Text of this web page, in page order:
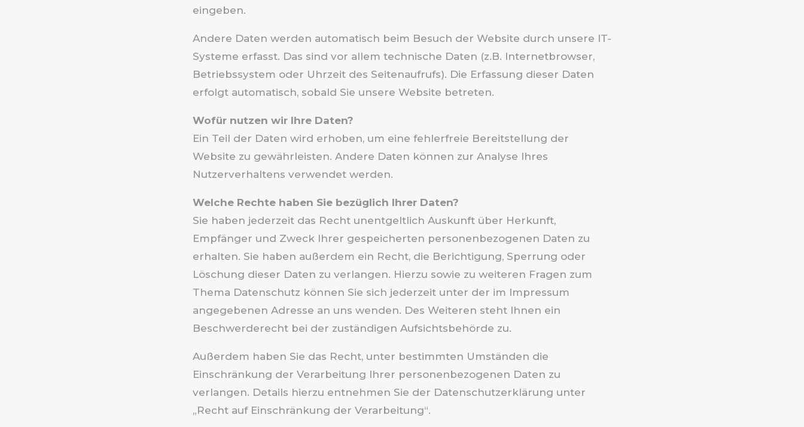
eingeben.
Andere Daten werden automatisch beim Besuch der Website durch unsere IT-
Systeme erfasst. Das sind vor allem technische Daten (z.B. Internetbrowser,
Betriebssystem oder Uhrzeit des Seitenaufrufs). Die Erfassung dieser Daten
erfolgt automatisch, sobald Sie unsere Website betreten.
Wofür nutzen wir Ihre Daten?
Ein Teil der Daten wird erhoben, um eine fehlerfreie Bereitstellung der
Website zu gewährleisten. Andere Daten können zur Analyse Ihres
Nutzerverhaltens verwendet werden.
Welche Rechte haben Sie bezüglich Ihrer Daten?
Sie haben jederzeit das Recht unentgeltlich Auskunft über Herkunft,
Empfänger und Zweck Ihrer gespeicherten personenbezogenen Daten zu
erhalten. Sie haben außerdem ein Recht, die Berichtigung, Sperrung oder
Löschung dieser Daten zu verlangen. Hierzu sowie zu weiteren Fragen zum
Thema Datenschutz können Sie sich jederzeit unter der im Impressum
angegebenen Adresse an uns wenden. Des Weiteren steht Ihnen ein
Beschwerderecht bei der zuständigen Aufsichtsbehörde zu.
Außerdem haben Sie das Recht, unter bestimmten Umständen die
Einschränkung der Verarbeitung Ihrer personenbezogenen Daten zu
verlangen. Details hierzu entnehmen Sie der Datenschutzerklärung unter
„Recht auf Einschränkung der Verarbeitung“.